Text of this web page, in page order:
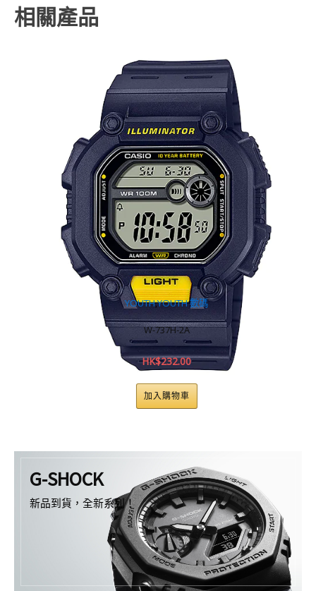
相關產品
YOUTH,YOUTH 數碼
W-737H-2A
HK$232.00
加入購物車
G-SHOCK
新品到貨，全新系列！